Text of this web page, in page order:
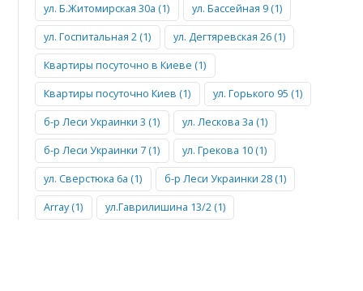
ул. Б.Житомирская 30а (1) ул. Бассейная 9 (1)
ул. Госпитальная 2 (1) ул. Дегтяревская 26 (1)
Квартиры посуточно в Киеве (1)
Квартиры посуточно Киев (1) ул. Горького 95 (1)
б-р Леси Украинки 3 (1) ул. Лескова 3а (1)
б-р Леси Украинки 7 (1) ул. Грекова 10 (1)
ул. Сверстюка 6а (1) б-р Леси Украинки 28 (1)
Array (1) ул.Гаврилишина 13/2 (1)